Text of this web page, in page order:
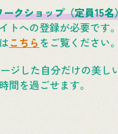
クショップ（定員15名
トへの登録が必要です。
こちら をご覧ください。
ジした自分だけの美し
間を過ごせます。